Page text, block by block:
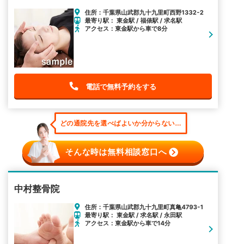
住所：千葉県山武郡九十九里町西野1332-2
最寄り駅： 東金駅 / 福俵駅 / 求名駅
アクセス：東金駅から車で8分
電話で無料予約をする
どの通院先を選べばよいか分からない...
そんな時は無料相談窓口へ
中村整骨院
住所：千葉県山武郡九十九里町真亀4793-1
最寄り駅： 東金駅 / 求名駅 / 永田駅
アクセス：東金駅から車で14分